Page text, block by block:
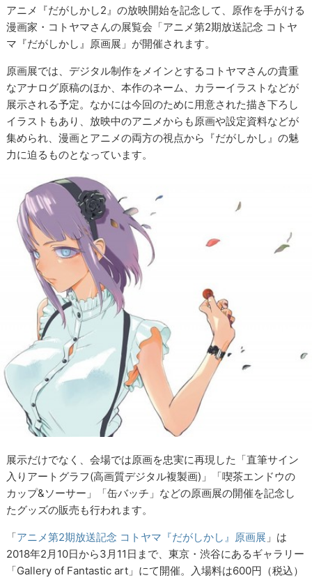
アニメ『だがしかし2』の放映開始を記念して、原作を手がける
漫画家・コトヤマさんの展覧会「アニメ第2期放送記念 コトヤ
マ『だがしかし』原画展」が開催されます。
原画展では、デジタル制作をメインとするコトヤマさんの貴重
なアナログ原稿のほか、本作のネーム、カラーイラストなどが
展示される予定。なかには今回のために用意された描き下ろし
イラストもあり、放映中のアニメからも原画や設定資料などが
集められ、漫画とアニメの両方の視点から『だがしかし』の魅
力に迫るものとなっています。
展示だけでなく、会場では原画を忠実に再現した「直筆サイン
入りアートグラフ(高画質デジタル複製画)」「喫茶エンドウの
カップ&ソーサー」「缶バッチ」などの原画展の開催を記念し
たグッズの販売も行われます。
「アニメ第2期放送記念 コトヤマ『だがしかし』原画展 」は
2018年2月10日から3月11日まで、東京・渋谷にあるギャラリー
「Gallery of Fantastic art」にて開催。入場料は600円（税込）